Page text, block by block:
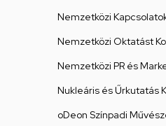
Nemzetközi
Nemzetközi Oktatást
Nemzetközi PR és
Nukleáris és Űrkutatás
oDeon Színpadi